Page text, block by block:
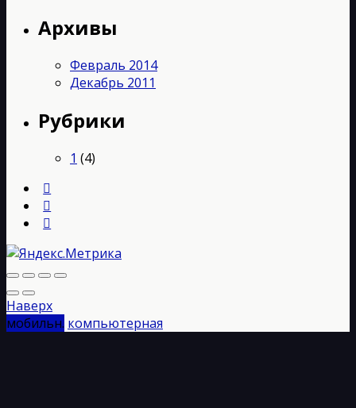
Архивы
Февраль 2014
Декабрь 2011
Рубрики
1 (4)
Наверх
мобильн. компьютерная